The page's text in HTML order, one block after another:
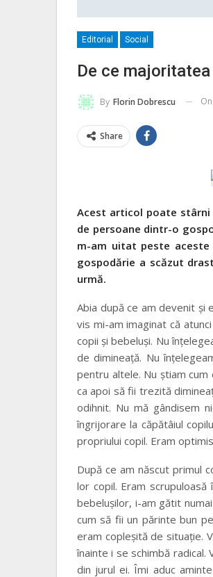
Editorial Social
De ce
By Florin Dobrescu On
Share
Acest articol poate stârni
de persoane dintr-o
m-am uitat peste
gospodărie a scăzut
urmă.
Abia după ce am devenit şi
vis mi-am imaginat că
copii şi bebeluşi. Nu
de dimineaţă. Nu
pentru altele. Nu ştiam
ca apoi să fii trezită
odihnit. Nu mă gândisem
îngrijorare la căpătâiul
propriului copil. Eram
După ce am născut primul
lor copil. Eram
bebeluşilor, i-am gătit
cum să fii un părinte bun
eram copleşită de situaţie.
înainte i se schimbă
din jurul ei. Îmi aduc